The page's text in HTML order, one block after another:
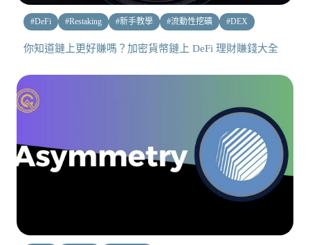
#DeFi #Restaking #新手教學 #流動性挖礦 #DEX
你知道鏈上更好賺嗎？加密貨幣鏈上 DeFi 理財賺錢大全